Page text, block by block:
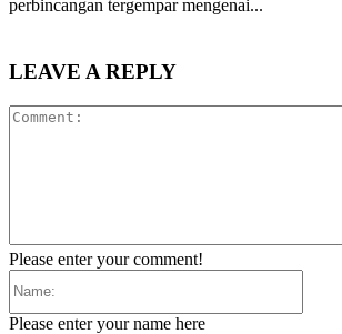
perbincangan tergempar mengenai...
LEAVE A REPLY
Please enter your comment!
Please enter your name here